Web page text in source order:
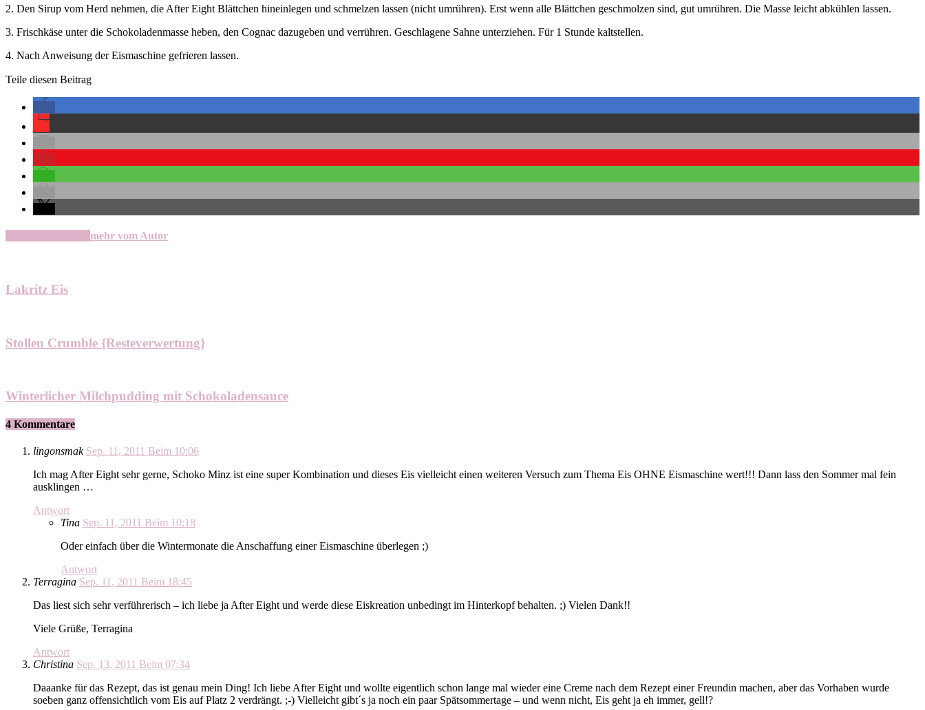
2. Den Sirup vom Herd nehmen, die After Eight Blättchen hineinlegen und schmelzen lassen (nicht umrühren). Erst wenn alle Blättchen geschmolzen sind, gut umrühren. Die Masse leicht abkühlen lassen.
3. Frischkäse unter die Schokoladenmasse heben, den Cognac dazugeben und verrühren. Geschlagene Sahne unterziehen. Für 1 Stunde kaltstellen.
4. Nach Anweisung der Eismaschine gefrieren lassen.
Teile diesen Beitrag
mehr vom Autor
Lakritz Eis
Stollen Crumble {Resteverwertung}
Winterlicher Milchpudding mit Schokoladensauce
4 Kommentare
lingonsmak Sep. 11, 2011 Beim 10:06
Ich mag After Eight sehr gerne, Schoko Minz ist eine super Kombination und dieses Eis vielleicht einen weiteren Versuch zum Thema Eis OHNE Eismaschine wert!!! Dann lass den Sommer mal fein
ausklingen …
Antwort
Tina Sep. 11, 2011 Beim 10:18
Oder einfach über die Wintermonate die Anschaffung einer Eismaschine überlegen ;)
Antwort
Terragina Sep. 11, 2011 Beim 18:45
Das liest sich sehr verführerisch – ich liebe ja After Eight und werde diese Eiskreation unbedingt im Hinterkopf behalten. ;) Vielen Dank!!
Viele Grüße, Terragina
Antwort
Christina Sep. 13, 2011 Beim 07:34
Daaanke für das Rezept, das ist genau mein Ding! Ich liebe After Eight und wollte eigentlich schon lange mal wieder eine Creme nach dem Rezept einer Freundin machen, aber das Vorhaben wurde
soeben ganz offensichtlich vom Eis auf Platz 2 verdrängt. ;-) Vielleicht gibt´s ja noch ein paar Spätsommertage – und wenn nicht, Eis geht ja eh immer, gell!?